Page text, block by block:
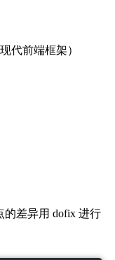
的差异用 dofix 进行